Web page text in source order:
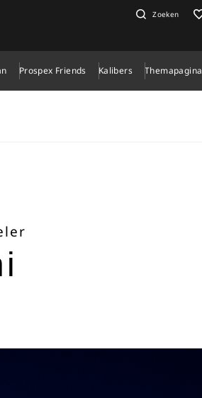
Zoeken
Prospex Friends Kalibers Themapagina